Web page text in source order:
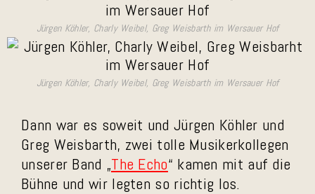
Jürgen Köhler, Charly Weibel, Greg Weisbarth im Wersauer Hof
Jürgen Köhler, Charly Weibel, Greg Weisbarth im Wersauer Hof
Dann war es soweit und Jürgen Köhler und
Greg Weisbarth, zwei tolle Musikerkollegen
unserer Band „The Echo“ kamen mit auf die
Bühne und wir legten so richtig los.